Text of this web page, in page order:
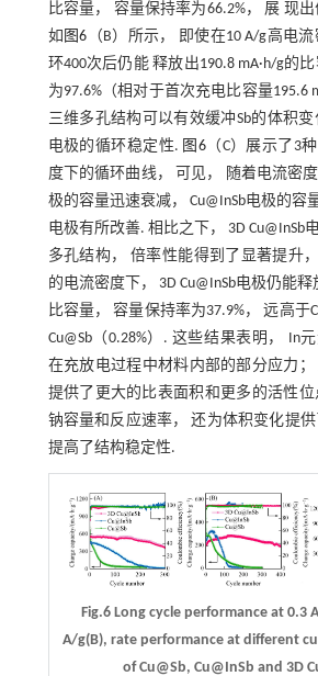
比容量， 容量保持率为66.2%， 展 现
如 图6 （B）所示， 即使在10 A/g高电
环400次后仍能 释放出190.8 mA·h/g的
为97.6%（相对于首次充电比容量195.6
三维多孔结构可以有效缓冲Sb的体积
电极的循环稳定性. 图6（C）展示了3
度下的循环曲线， 可见， 随着电流密度
极的容量迅速衰减， Cu@InSb电极的容
电极有所改善. 相比之下， 3D Cu@InSb
多孔结构， 倍率性能得到了显著提升
的电流密度下， 3D Cu@InSb电极仍能释
比容量， 容量保持率为37.9%， 远高于
Cu@Sb（0.28%）. 这些结果表明， In
在充放电过程中材料内部的部分应力
提供了更大的比表面积和更多的活性
钠容量和反应速率， 还为体积变化提
提高了结构稳定性.
Fig.6 Long cycle performance at 0.3
A/g(B), rate performance at different
of Cu@Sb, Cu@InSb and 3D